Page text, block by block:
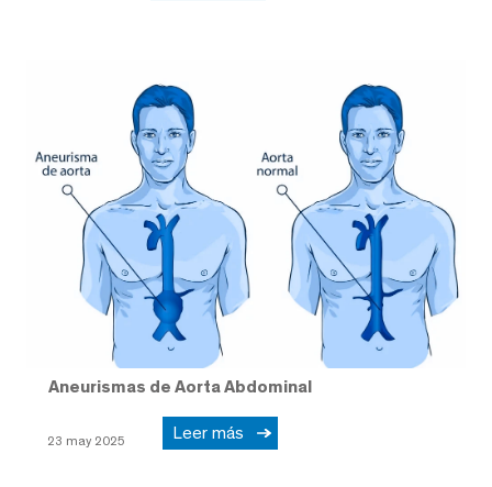
Aneurismas de Aorta Abdominal
23 may 2025 Leer más